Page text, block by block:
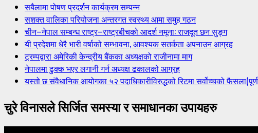
सबैलामा पोषण प्रदर्शन कार्यक्रम सम्पन्न
सशक्त वालिका परियोजना अन्तरगत स्वस्थ्य आमा समुह गठन
चीन–नेपाल सम्बन्ध राष्ट्र–राष्ट्रबीचको आदर्श नमूना: राजदूत छन सुङ्ग
यी प्रदेशमा धेरै भारी वर्षाको सम्भावना, आवश्यक सतर्कता अपनाउन आग्रह
ट्रम्पद्वारा अमेरिकी केन्द्रीय बैंकका अध्यक्षको राजीनामा माग
नेपालमा ढुक्क भएर लगानी गर्न अध्यक्ष ढकालको आग्रह
यस्तो छ संवैधानिक आयोगका ५२ पदाधिकारीविरुद्धको रिटमा सर्वोच्चको
चुरे विनासले सिर्जित समस्या र समाधानका उपायहरु